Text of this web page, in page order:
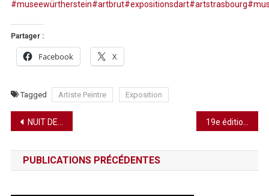
#museewürtherstein#artbrut#expositionsdart#artstrasbourg
Partager :
Facebook X
Tagged Artiste Peintre Exposition
Navigation
de
l’article
NUIT DES MUSÉES : INVITATIONS AU VOYAGE
PUBLICATIONS PRÉCÉDENTES